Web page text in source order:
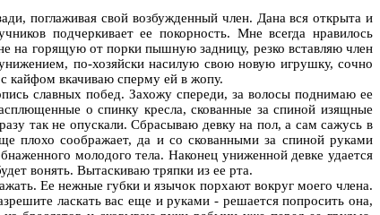
поглаживая свой возбужденный член. Дана вся открыта и
подчеркивает ее покорность. Мне всегда нравилось
на горящую от порки пышную задницу, резко вставляю член
по-хозяйски насилую свою новую игрушку, сочно
кайфом вкачиваю сперму ей в жопу.
славных побед. Захожу спереди, за волосы поднимаю ее
о спинку кресла, скованные за спиной изящные
так не опускали. Сбрасываю девку на пол, а сам сажусь в
плохо соображает, да и со скованными за спиной руками
молодого тела. Наконец униженной девке удается
вонять. Вытаскиваю тряпки из ее рта.
Ее нежные губки и язычок порхают вокруг моего члена.
ласкать вас еще и руками - решается попросить она,